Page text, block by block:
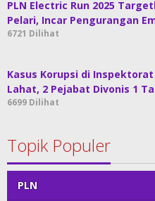
PLN Electric Run 2025
Pelari, Incar Pengurangan
6721 Dilihat
Kasus Korupsi di
Lahat, 2 Pejabat Divonis 1
6699 Dilihat
Topik Populer
PLN